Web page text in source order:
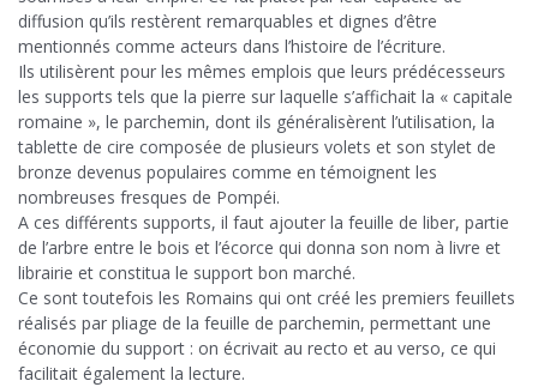
diffusion qu’ils restèrent remarquables et dignes d’être
mentionnés comme acteurs dans l’histoire de l’écriture.
Ils utilisèrent pour les mêmes emplois que leurs prédécesseurs
les supports tels que la pierre sur laquelle s’affichait la « capitale
romaine », le parchemin, dont ils généralisèrent l’utilisation, la
tablette de cire composée de plusieurs volets et son stylet de
bronze devenus populaires comme en témoignent les
nombreuses fresques de Pompéi.
A ces différents supports, il faut ajouter la feuille de liber, partie
de l’arbre entre le bois et l’écorce qui donna son nom à livre et
librairie et constitua le support bon marché.
Ce sont toutefois les Romains qui ont créé les premiers feuillets
réalisés par pliage de la feuille de parchemin, permettant une
économie du support : on écrivait au recto et au verso, ce qui
facilitait également la lecture.